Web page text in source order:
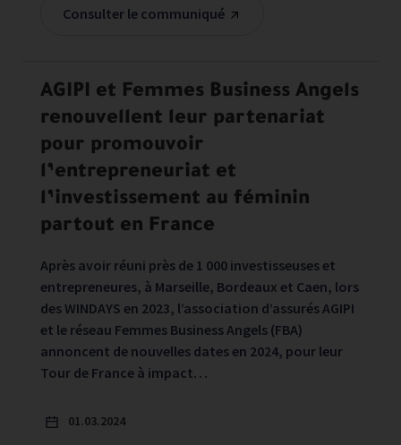
Consulter le communiqué
AGIPI et Femmes Business Angels
renouvellent leur partenariat
pour promouvoir
l’entrepreneuriat et
l’investissement au féminin
partout en France
Après avoir réuni près de 1 000 investisseuses et
entrepreneures, à Marseille, Bordeaux et Caen, lors
des WINDAYS en 2023, l’association d’assurés AGIPI
et le réseau Femmes Business Angels (FBA)
annoncent de nouvelles dates en 2024, pour leur
Tour de France à impact…
01.03.2024